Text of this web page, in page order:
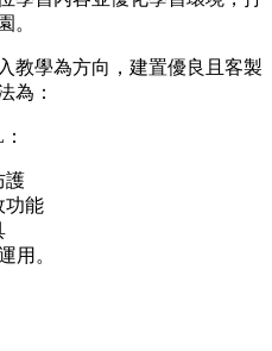
。
教學為方向，建置優良且客製
為：
護
功能
用。